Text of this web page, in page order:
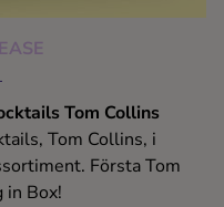
Tom Collins
Tom Collins, i
Första Tom
in Box!